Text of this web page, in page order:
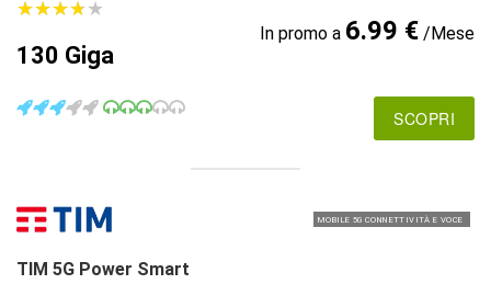
★★★★★
★★★★★
130 Giga
In promo a 6.99 €/Mese
SCOPRI
MOBILE 5G CONNETTIVITÀ E VOCE
TIM 5G Power Smart